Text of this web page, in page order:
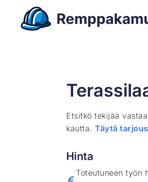
Etsitkö tekijää
kautta.Täytä
Hinta
Toteutuneen työn